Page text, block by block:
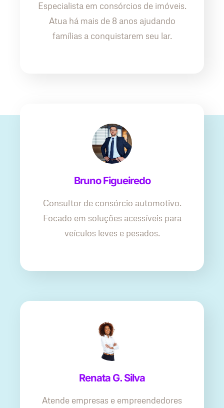
Especialista em consórcios de imóveis.
Atua há mais de 8 anos ajudando
famílias a conquistarem seu lar.
Bruno Figueiredo
Consultor de consórcio automotivo.
Focado em soluções acessíveis para
veículos leves e pesados.
Renata G. Silva
Atende empresas e empreendedores